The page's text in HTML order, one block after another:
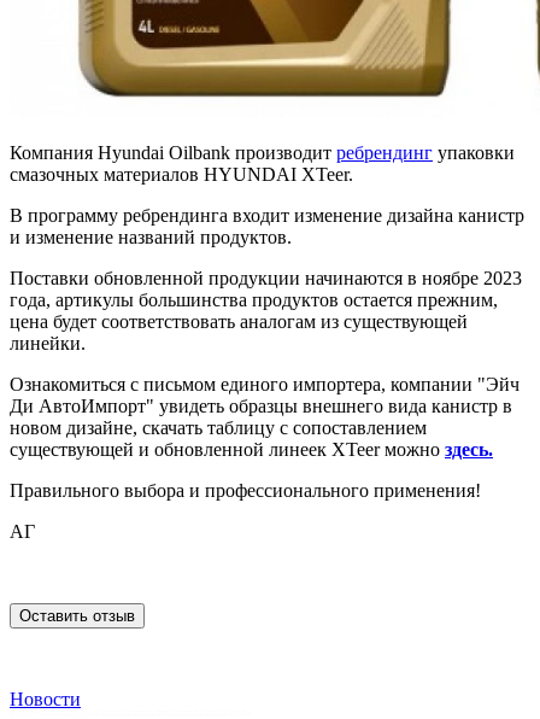
Компания Hyundai Oilbank производит ребрендинг упаковки
смазочных материалов HYUNDAI XTeer.
В программу ребрендинга входит изменение дизайна канистр
и изменение названий продуктов.
Поставки обновленной продукции начинаются в ноябре 2023
года, артикулы большинства продуктов остается прежним,
цена будет соответствовать аналогам из существующей
линейки.
Ознакомиться с письмом единого импортера, компании "Эйч
Ди АвтоИмпорт" увидеть образцы внешнего вида канистр в
новом дизайне, скачать таблицу с сопоставлением
существующей и обновленной линеек XTeer можно здесь.
Правильного выбора и профессионального применения!
АГ
Оставить отзыв
Новости